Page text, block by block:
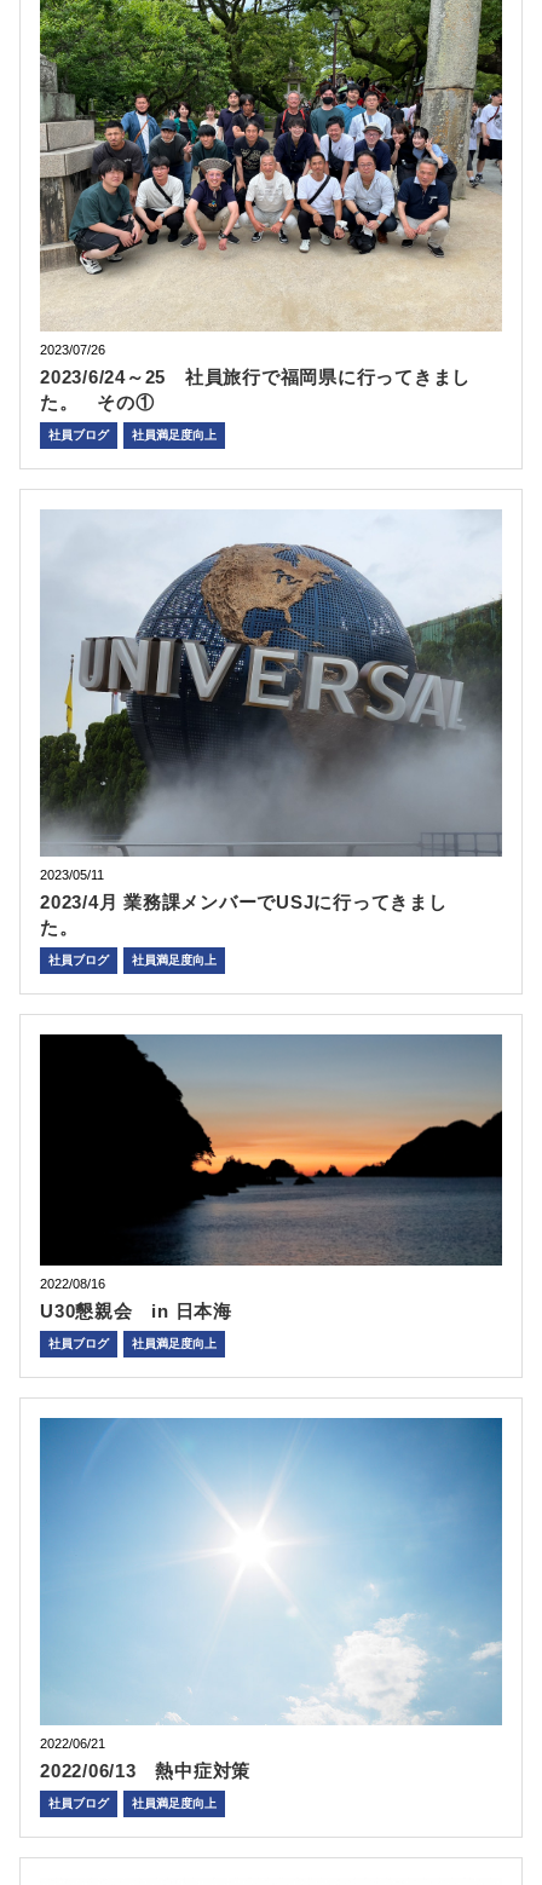
2023/07/26
2023/6/24～25 社員旅行で福岡県に行ってきまし
た。 その①
社員ブログ 社員満足度向上
2023/05/11
2023/4月 業務課メンバーでUSJに行ってきまし
た。
社員ブログ 社員満足度向上
2022/08/16
U30懇親会 in 日本海
社員ブログ 社員満足度向上
2022/06/21
2022/06/13 熱中症対策
社員ブログ 社員満足度向上